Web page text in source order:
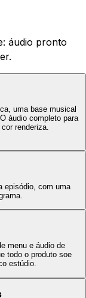
áudio pronto
uma base musical
áudio completo para
renderiza.
episódio, com uma
menu e áudio de
todo o produto soe
estúdio.